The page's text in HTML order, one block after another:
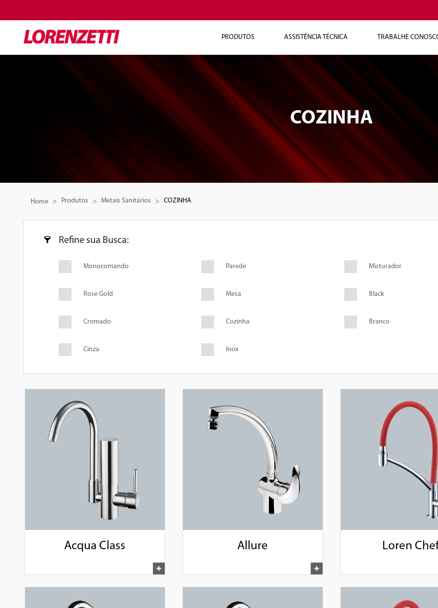
PRODUTOS ASSISTÊNCIA TÉCNICA TRABALHE
COZINHA
Home Produtos Metais Sanitários COZINHA
Refine sua Busca
Monocomando Parede Misturador
Rose Gold Mesa Black
Cromado Cozinha Branco
Cinza Inox
Acqua Class Allure Loren